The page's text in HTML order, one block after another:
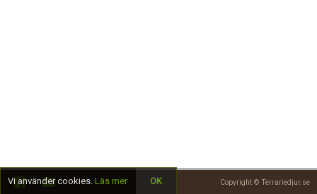
Copyright © Terrariedjur.se
Vi använder cookies. Läs mer OK